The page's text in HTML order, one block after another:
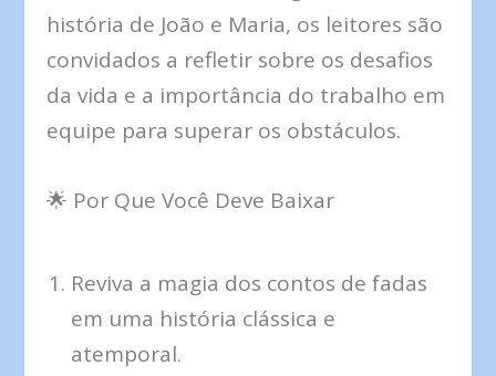
história de João e Maria, os leitores são
convidados a refletir sobre os desafios
da vida e a importância do trabalho em
equipe para superar os obstáculos.
🌟 Por Que Você Deve Baixar
Reviva a magia dos contos de fadas
em uma história clássica e
atemporal.